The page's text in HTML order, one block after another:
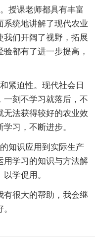
授课老师都具有丰富
系统地讲解了现代农业
我们开阔了视野，拓展
都有了进一步提高，
紧迫性。现代社会日
一刻不学习就落后，不
无法获得较好的农业效
习，不断进步。
知识应用到实际生产
用学习的知识与方法解
学促用。
有很大的帮助，我会继